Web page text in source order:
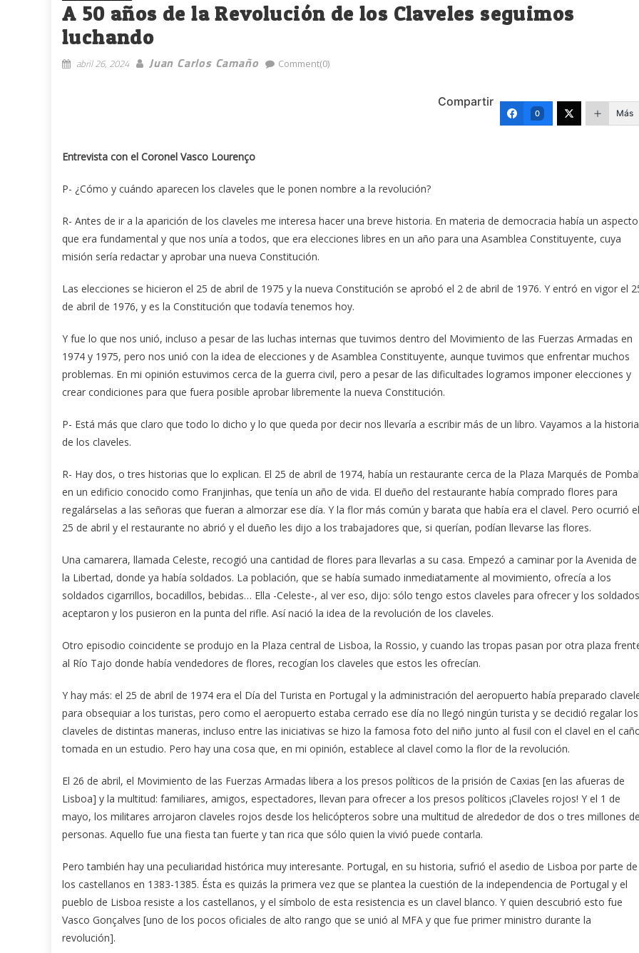
A 50 años de la Revolución de los Claveles seguimos
luchando
abril 26, 2024 Juan Carlos Camaño Comment(0)
Compartir
0 Más
Entrevista con el Coronel Vasco Lourenço
P- ¿Cómo y cuándo aparecen los claveles que le ponen nombre a la revolución?
R- Antes de ir a la aparición de los claveles me interesa hacer una breve historia. En materia de democracia había un aspecto
que era fundamental y que nos unía a todos, que era elecciones libres en un año para una Asamblea Constituyente, cuya
misión sería redactar y aprobar una nueva Constitución.
Las elecciones se hicieron el 25 de abril de 1975 y la nueva Constitución se aprobó el 2 de abril de 1976. Y entró en vigor el
de abril de 1976, y es la Constitución que todavía tenemos hoy.
Y fue lo que nos unió, incluso a pesar de las luchas internas que tuvimos dentro del Movimiento de las Fuerzas Armadas en
1974 y 1975, pero nos unió con la idea de elecciones y de Asamblea Constituyente, aunque tuvimos que enfrentar muchos
problemas. En mi opinión estuvimos cerca de la guerra civil, pero a pesar de las dificultades logramos imponer elecciones y
crear condiciones para que fuera posible aprobar libremente la nueva Constitución.
P- Está más que claro que todo lo dicho y lo que queda por decir nos llevaría a escribir más de un libro. Vayamos a la historia
de los claveles.
R- Hay dos, o tres historias que lo explican. El 25 de abril de 1974, había un restaurante cerca de la Plaza Marqués de
en un edificio conocido como Franjinhas, que tenía un año de vida. El dueño del restaurante había comprado flores para
regalárselas a las señoras que fueran a almorzar ese día. Y la flor más común y barata que había era el clavel. Pero ocurrió el
25 de abril y el restaurante no abrió y el dueño les dijo a los trabajadores que, si querían, podían llevarse las flores.
Una camarera, llamada Celeste, recogió una cantidad de flores para llevarlas a su casa. Empezó a caminar por la Avenida de
la Libertad, donde ya había soldados. La población, que se había sumado inmediatamente al movimiento, ofrecía a los
soldados cigarrillos, bocadillos, bebidas… Ella -Celeste-, al ver eso, dijo: sólo tengo estos claveles para ofrecer y los soldados
aceptaron y los pusieron en la punta del rifle. Así nació la idea de la revolución de los claveles.
Otro episodio coincidente se produjo en la Plaza central de Lisboa, la Rossio, y cuando las tropas pasan por otra plaza
al Río Tajo donde había vendedores de flores, recogían los claveles que estos les ofrecían.
Y hay más: el 25 de abril de 1974 era el Día del Turista en Portugal y la administración del aeropuerto había preparado
para obsequiar a los turistas, pero como el aeropuerto estaba cerrado ese día no llegó ningún turista y se decidió regalar los
claveles de distintas maneras, incluso entre las iniciativas se hizo la famosa foto del niño junto al fusil con el clavel en el
tomada en un estudio. Pero hay una cosa que, en mi opinión, establece al clavel como la flor de la revolución.
El 26 de abril, el Movimiento de las Fuerzas Armadas libera a los presos políticos de la prisión de Caxias [en las afueras de
Lisboa] y la multitud: familiares, amigos, espectadores, llevan para ofrecer a los presos políticos ¡Claveles rojos! Y el 1 de
mayo, los militares arrojaron claveles rojos desde los helicópteros sobre una multitud de alrededor de dos o tres millones de
personas. Aquello fue una fiesta tan fuerte y tan rica que sólo quien la vivió puede contarla.
Pero también hay una peculiaridad histórica muy interesante. Portugal, en su historia, sufrió el asedio de Lisboa por parte de
los castellanos en 1383-1385. Ésta es quizás la primera vez que se plantea la cuestión de la independencia de Portugal y el
pueblo de Lisboa resiste a los castellanos, y el símbolo de esta resistencia es un clavel blanco. Y quien descubrió esto fue
Vasco Gonçalves [uno de los pocos oficiales de alto rango que se unió al MFA y que fue primer ministro durante la
revolución].